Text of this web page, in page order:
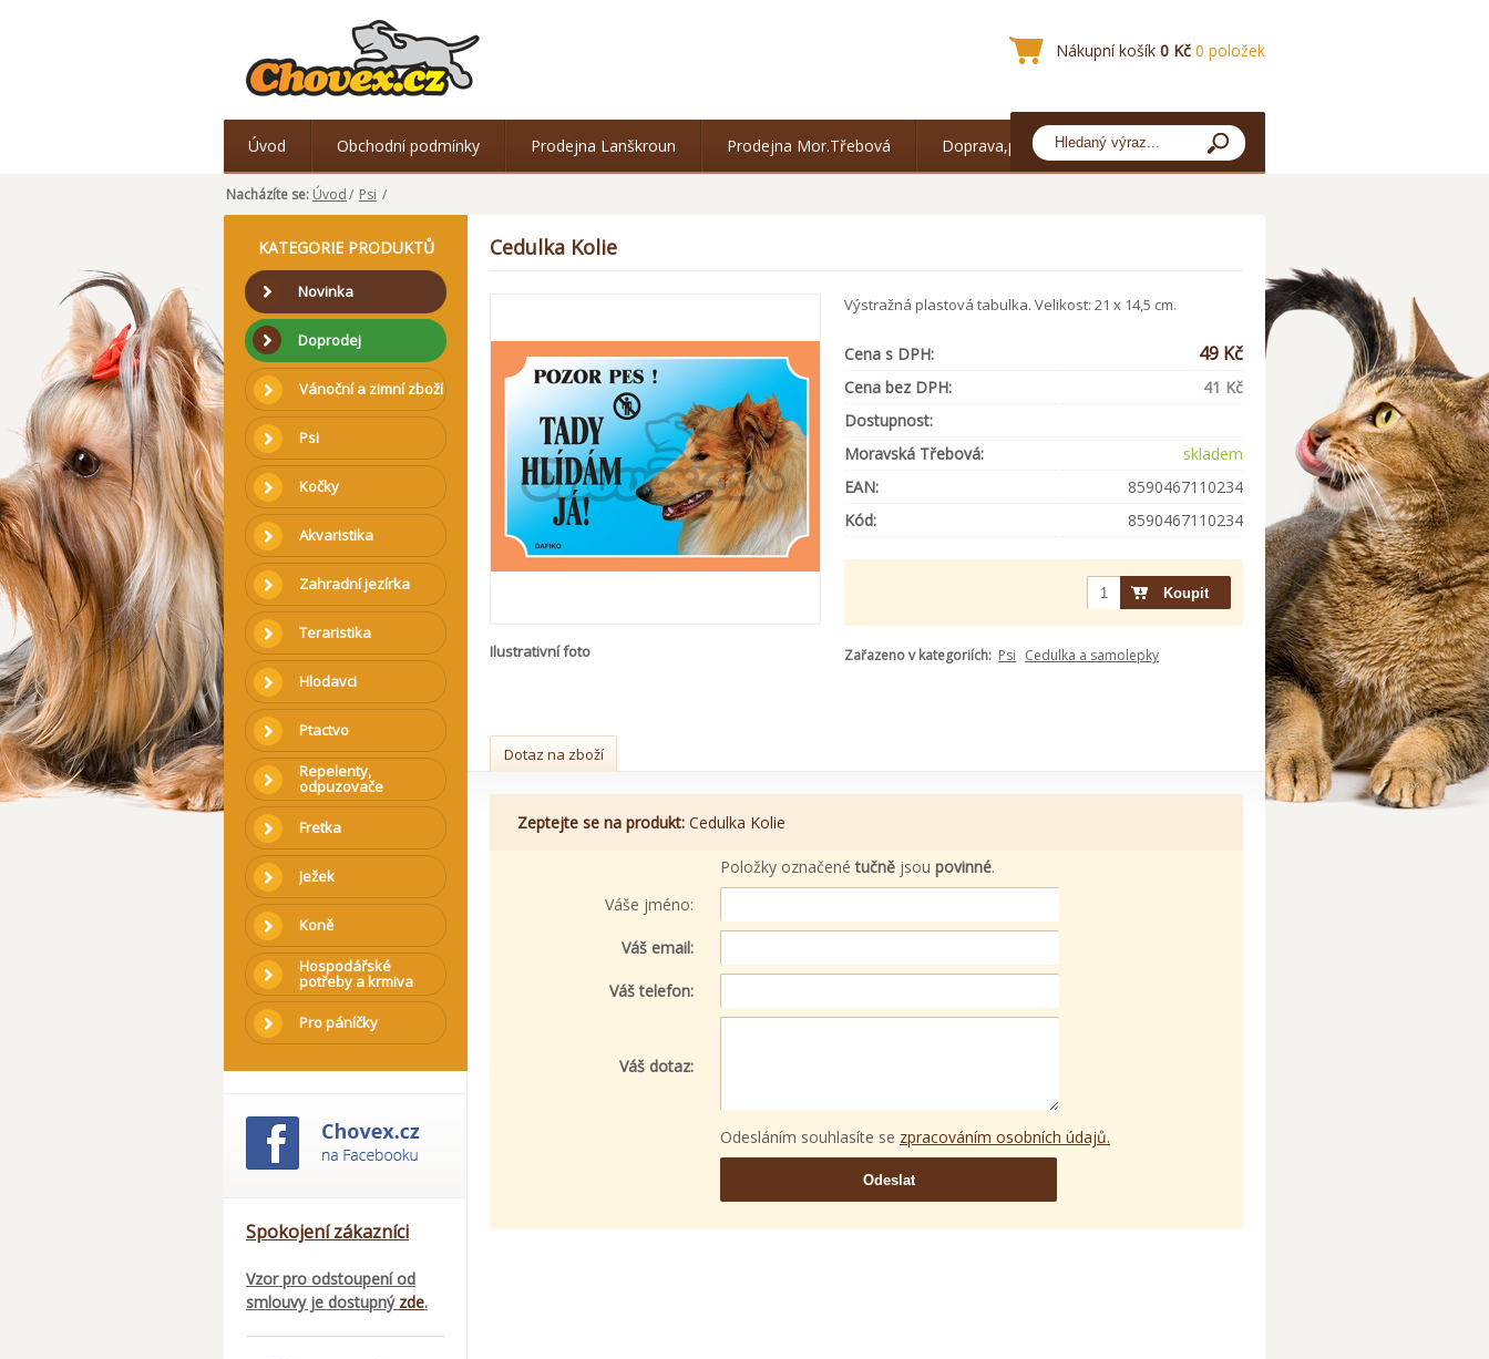
Nákupní košík 0 Kč 0 položek
Úvod Obchodní podmínky Prodejna Lanškroun Prodejna Mor.Třebová Doprava,platba
Nacházíte se: Úvod/ Psi /
KATEGORIE PRODUKTŮ
Novinka
Doprodej
Vánoční a zimní zboží
Psi
Kočky
Akvaristika
Zahradní jezírka
Teraristika
Hlodavci
Ptactvo
Repelenty,
odpuzovače
Fretka
Ježek
Koně
Hospodářské
potřeby a krmiva
Pro páníčky
Spokojení zákazníci
Vzor pro odstoupení od
smlouvy je dostupný zde.
Cedulka Kolie
Ilustrativní foto
Výstražná plastová tabulka. Velikost: 21 x 14,5 cm.
Cena s DPH: 49 Kč
Cena bez DPH:
41 Kč
Dostupnost:
Moravská Třebová:
skladem
EAN:
8590467110234
Kód:
8590467110234
Zařazeno v kategoriích: Psi Cedulka a samolepky
Dotaz na zboží
Zeptejte se na produkt: Cedulka Kolie
Položky označenétučně jsou povinné.
Váše jméno:
Váš email:
Váš telefon:
Váš dotaz:
Odesláním souhlasíte se zpracováním osobních údajů.